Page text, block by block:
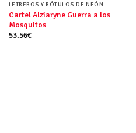
LETREROS Y RÓTULOS DE NEÓN
Cartel Alziaryne Guerra a los
Mosquitos
53.56€